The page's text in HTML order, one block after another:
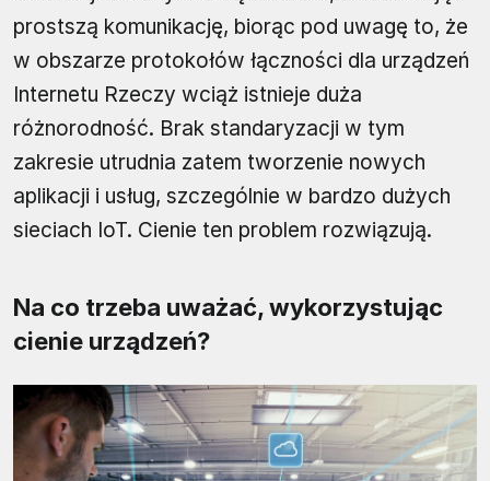
prostszą komunikację, biorąc pod uwagę to, że
w obszarze protokołów łączności dla urządzeń
Internetu Rzeczy wciąż istnieje duża
różnorodność. Brak standaryzacji w tym
zakresie utrudnia zatem tworzenie nowych
aplikacji i usług, szczególnie w bardzo dużych
sieciach IoT. Cienie ten problem rozwiązują.
Na co trzeba uważać, wykorzystując
cienie urządzeń?